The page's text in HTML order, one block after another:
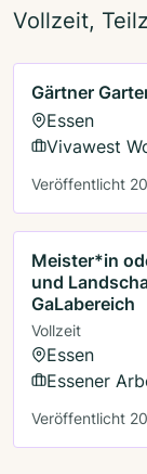
Vollzeit,
Gärtner
Essen
Vivawest
Veröffentlicht
Meister*in
und
GaLabereich
Vollzeit
Essen
Essener
Veröffentlicht